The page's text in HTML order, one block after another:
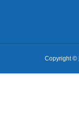
Copyright ©